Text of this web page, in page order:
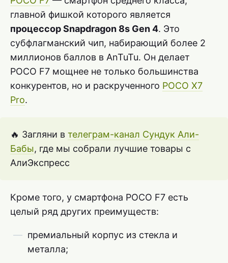
главной фишкой которого является
процессор Snapdragon 8s Gen 4. Это
субфлагманский чип, набирающий более 2
миллионов баллов в AnTuTu. Он делает
POCO F7 мощнее не только большинства
конкурентов, но и раскрученного POCO X7
Pro.
🔥 Загляни в телеграм-канал Сундук Али-
Бабы, где мы собрали лучшие товары с
АлиЭкспресс
Кроме того, у смартфона POCO F7 есть
целый ряд других преимуществ:
премиальный корпус из стекла и
металла;